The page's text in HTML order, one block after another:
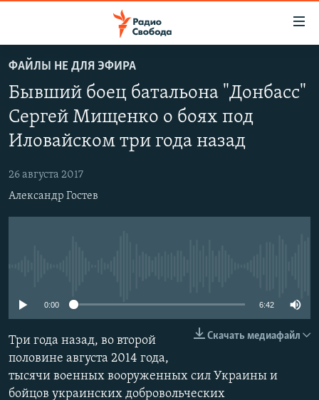
упрощенного
доступа
основному
Вернутся
ПРОГРАММЫ
ПОДКАСТЫ
АВТОРСКИЕ ПРОЕКТЫ
МНЕНИЯ
КУЛЬТУРА
СИБИРЬ.РЕАЛИИ
ПОДПИШИТЕСЬ НА РАССЫЛКУ
СОЦИАЛЬНЫЕ СЕТИ
ФАЙЛЫ НЕ ДЛЯ ЭФИРА
Бывший боец батальона "Донбасс"
Сергей Мищенко о боях под
Иловайском три года назад
26 августа 2017
Александр Гостев
0:00 6:42
Скачать медиафайл
Три года назад, во второй
половине августа 2014 года,
тысячи военных вооруженных сил Украины и
бойцов украинских добровольческих